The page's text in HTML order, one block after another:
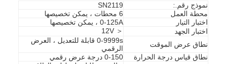
نموذج رقم.:
SN2119
محطة العمل
6 محطات ، يمكن تخصيصها
اختبار التيار
0-125A ، يمكن تخصيصها
اختبار الجهد
＜ 12V
نطاق عرض الموقت
0-9999s قابلة للتعديل ، العرض
الرقمي
نطاق قياس درجة الحرارة
0-150 درجة عرض رقمي